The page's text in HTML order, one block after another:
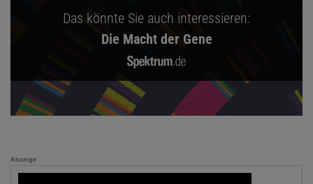
Das könnte Sie auch interessieren:
Die Macht der Gene
Anzeige